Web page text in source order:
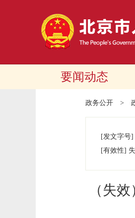
要闻动态
政务公开 >
[发文字号]
[有效性]
（失